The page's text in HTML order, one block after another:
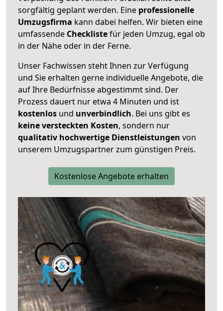
sorgfältig geplant werden. Eine professionelle
Umzugsfirma kann dabei helfen. Wir bieten eine
umfassende Checklistefür jeden Umzug, egal ob
in der Nähe oder in der Ferne.
Unser Fachwissen steht Ihnen zur Verfügung
und Sie erhalten gerne individuelle Angebote, die
auf Ihre Bedürfnisse abgestimmt sind. Der
Prozess dauert nur etwa 4 Minuten und ist
kostenlos und unverbindlich. Bei uns gibt es
keine versteckten Kosten, sondern nur
qualitativ hochwertige Dienstleistungen von
unserem Umzugspartner zum günstigen Preis.
Kostenlose Angebote erhalten